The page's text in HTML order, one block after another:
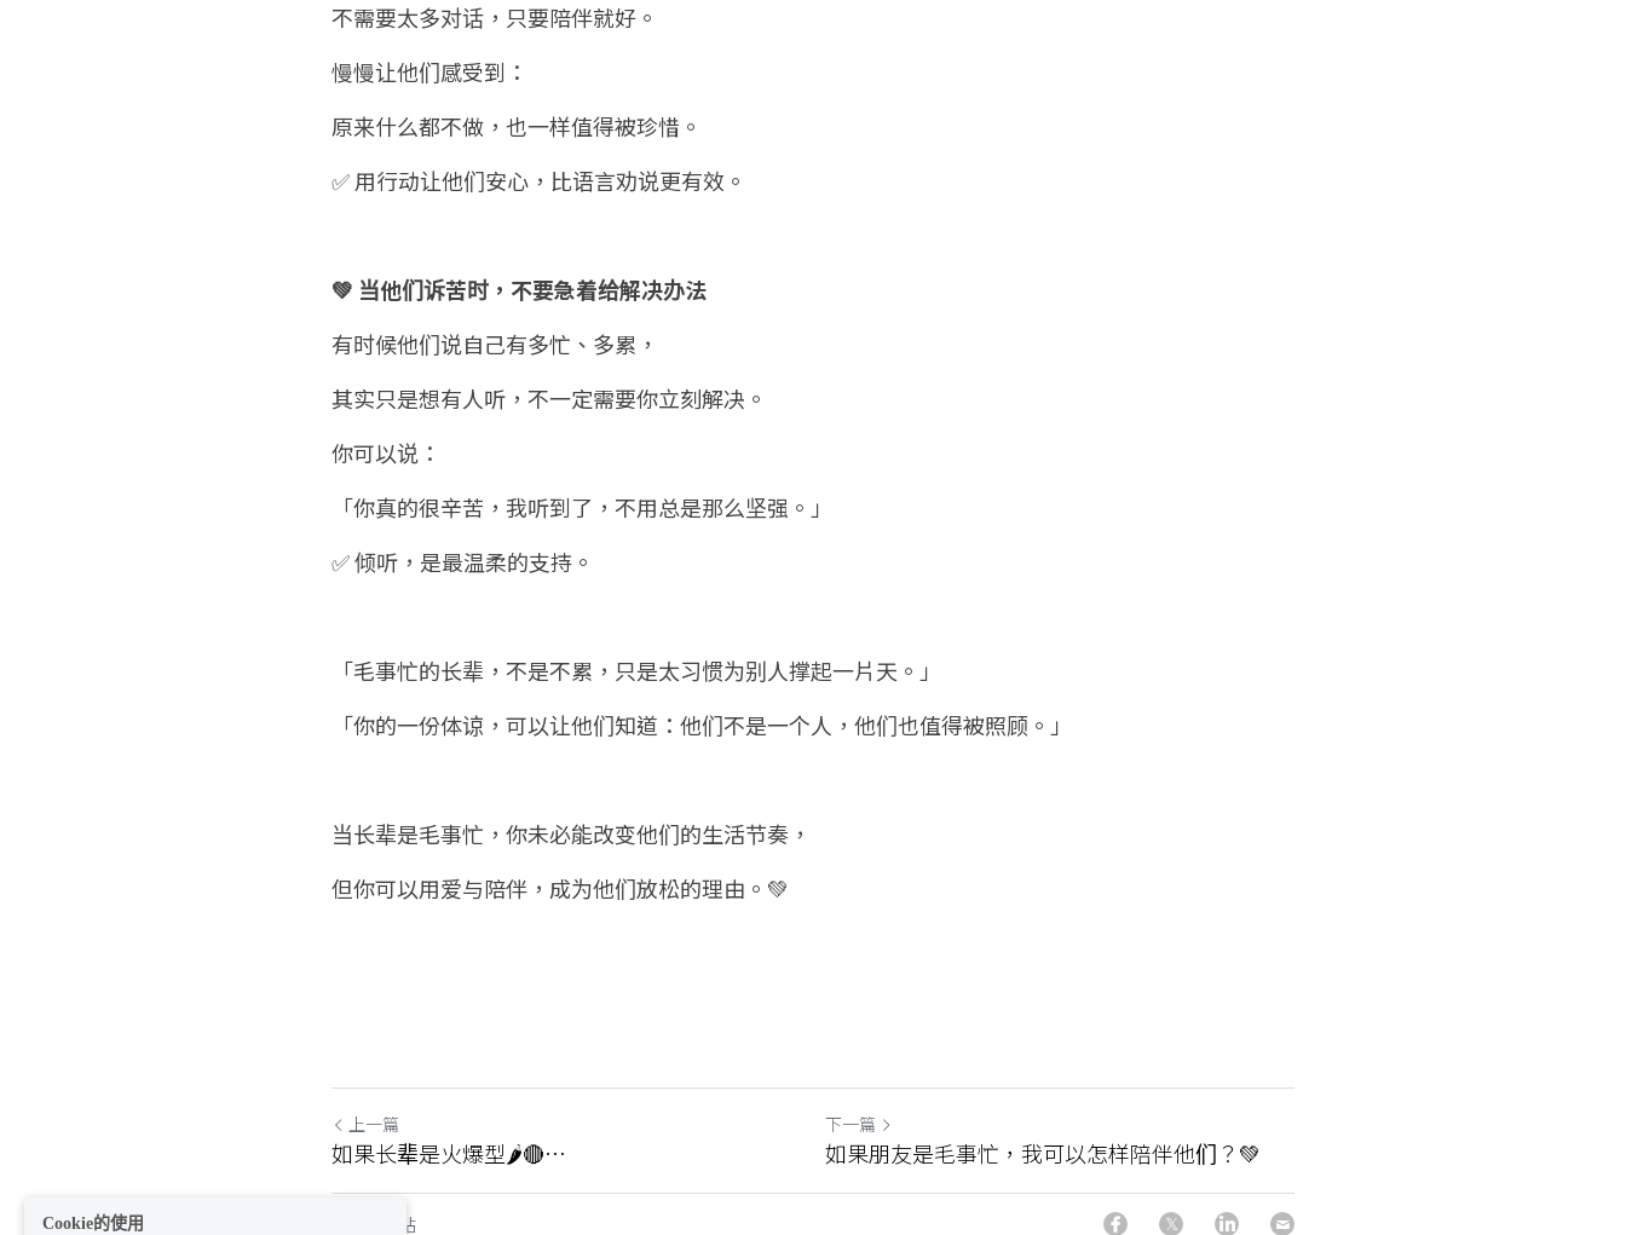
不需要太多对话，只要陪伴就好。
慢慢让他们感受到：
原来什么都不做，也一样值得被珍惜。
✅ 用行动让他们安心，比语言劝说更有效。
💚 当他们诉苦时，不要急着给解决办法
有时候他们说自己有多忙、多累，
其实只是想有人听，不一定需要你立刻解决。
你可以说：
「你真的很辛苦，我听到了，不用总是那么坚强。」
✅ 倾听，是最温柔的支持。
「毛事忙的长辈，不是不累，只是太习惯为别人撑起一片天。」
「你的一份体谅，可以让他们知道：他们不是一个人，他们也值得被照顾。」
当长辈是毛事忙，你未必能改变他们的生活节奏，
但你可以用爱与陪伴，成为他们放松的理由。💚
上一篇
如果长辈是火爆型🌶️🔴…
下一篇
如果朋友是毛事忙，我可以怎样陪伴他们？💚
返回網站
Cookie的使用